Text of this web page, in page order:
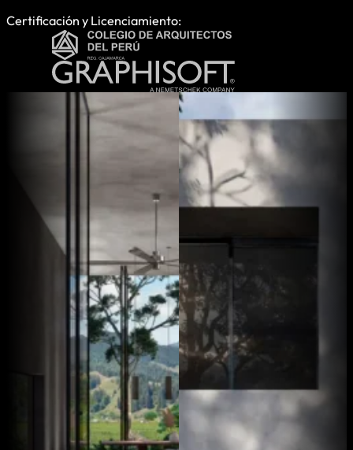
Certificación y Licenciamiento: